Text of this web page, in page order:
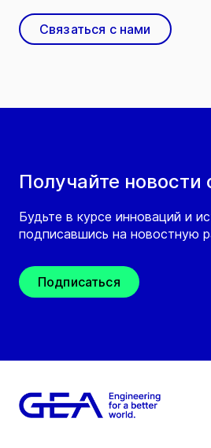
Получайте новости
Будьте в курсе инноваций и
подписавшись на новостную
Подписаться
Связаться с нами